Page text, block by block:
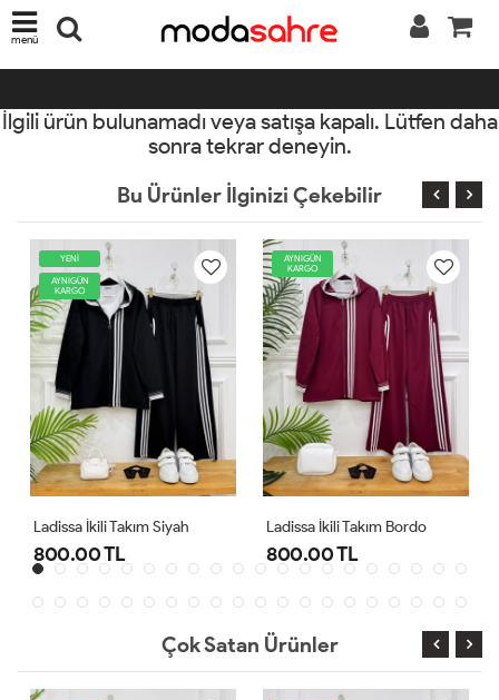
menü
İlgili ürün bulunamadı veya satışa kapalı. Lütfen daha
sonra tekrar deneyin.
Bu Ürünler İlginizi Çekebilir
YENİ
AYNIGÜN
KARGO
Ladissa İkili Takım Siyah
800.00 TL
AYNIGÜN
KARGO
Ladissa İkili Takım Bordo
800.00 TL
Çok Satan Ürünler